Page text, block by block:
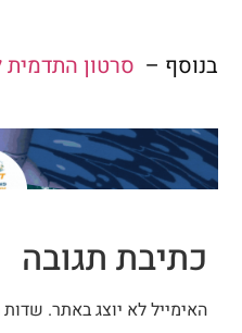
בנוסף – סרטון התדמית
כתיבת תגובה
האימייל לא יוצג באתר. שדות